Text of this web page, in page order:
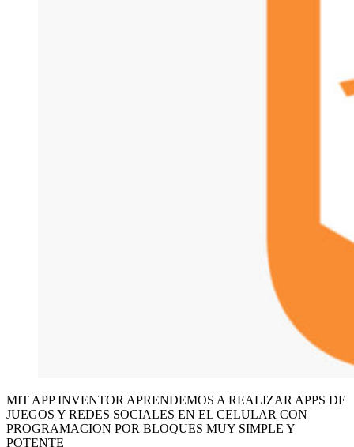
MIT APP INVENTOR APRENDEMOS A REALIZAR APPS DE
JUEGOS Y REDES SOCIALES EN EL CELULAR CON
PROGRAMACION POR BLOQUES MUY SIMPLE Y
POTENTE